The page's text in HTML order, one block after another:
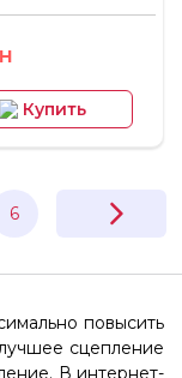
Купить
6
повысить
сцепление
В интернет-